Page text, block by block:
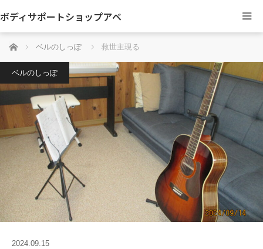
ボディサポートショップアベ
ホーム ベルのしっぽ 救世主現る
ベルのしっぽ
2024.09.15